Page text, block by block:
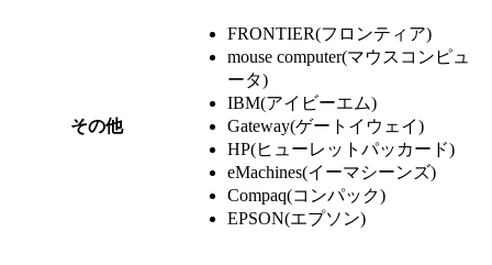
その他
FRONTIER(フロンティア)
mouse computer(マウスコンピュ
ータ)
IBM(アイビーエム)
Gateway(ゲートイウェイ)
HP(ヒューレットパッカード)
eMachines(イーマシーンズ)
Compaq(コンパック)
EPSON(エプソン)